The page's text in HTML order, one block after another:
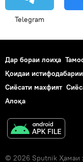
Telegram
Дар бораи лоиҳа
Қоидаи
Сиёсати махфият
Алоқа
© 2026 Sputnik Ҳамаи